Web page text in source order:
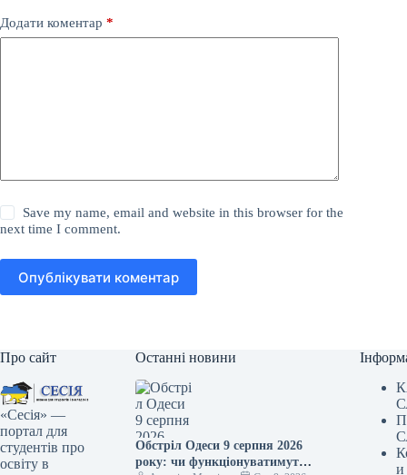
Додати коментар *
Save my name, email and website in this browser for the
next time I comment.
Опублікувати коментар
Про сайт
«Сесія» —
портал для
студентів про
освіту в
Останні новини
Обстріл Одеси 9 серпня 2026
року: чи функціонуватимуть
и